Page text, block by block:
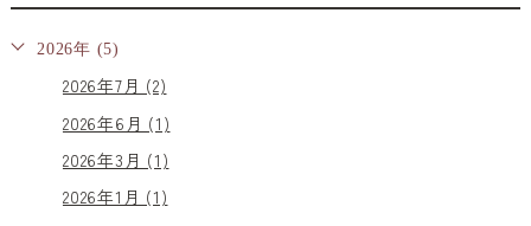
2026年 (5)
2026年7月 (2)
2026年6月 (1)
2026年3月 (1)
2026年1月 (1)